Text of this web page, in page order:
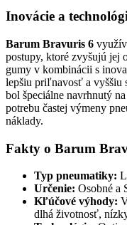
Inovácie a
Barum Bravuris 6
postupy, ktoré zvyšujú jej
gumy v kombinácii s
lepšiu priľnavosť a vyššiu
bol špeciálne navrhnutý
potrebu častej výmeny
náklady.
Fakty o Barum
Typ pneumatiky:
Určenie: Osobné a
Kľúčové výhody:
dlhá životnosť,